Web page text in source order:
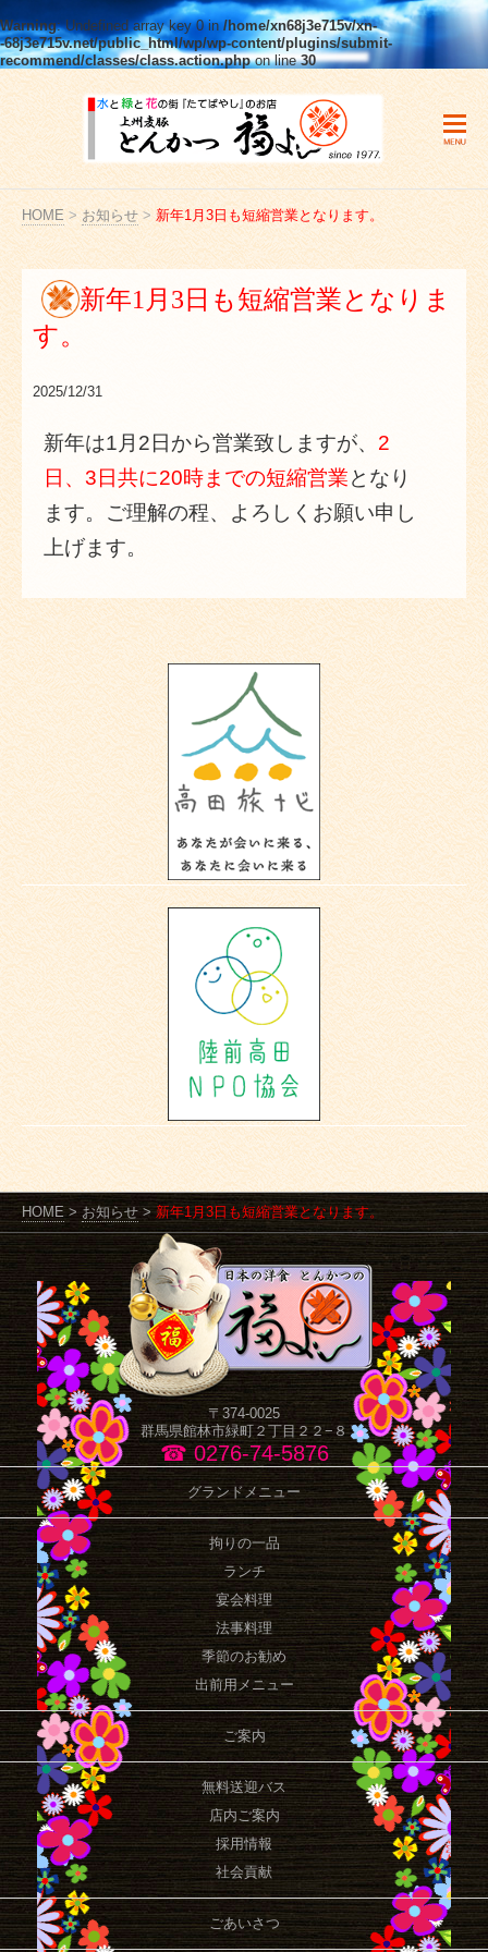
Warning: Undefined array key 0 in /home/xn68j3e715v/xn-
-68j3e715v.net/public_html/wp/wp-content/plugins/submit-
recommend/classes/class.action.phpon line30
HOME > お知らせ >新年1月3日も短縮営業となります。
新年1月3日も短縮営業となりま
す。
2025/12/31
新年は1月2日から営業致しますが、 2
日、3日共に20時までの短縮営業となり
ます。ご理解の程、よろしくお願い申し
上げます。
HOME > お知らせ >新年1月3日も短縮営業となります。
〒374-0025
群馬県館林市緑町２丁目２２−８
☎ 0276-74-5876
グランドメニュー
拘りの一品
ランチ
宴会料理
法事料理
季節のお勧め
出前用メニュー
ご案内
無料送迎バス
店内ご案内
採用情報
社会貢献
ごあいさつ